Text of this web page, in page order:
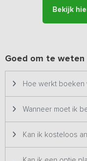
even van het erf af? De
Bijzonderheden:Dit
grotere groepen
platform. Het betreft
Bekijk
Goed om te weten
Hoe werkt boeken
Wanneer moet ik
Kan ik kosteloos